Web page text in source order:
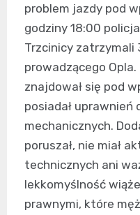
problem jazdy pod
godziny 18:00
Trzcinicy
prowadzącego
znajdował się pod
posiadał uprawnień
mechanicznych.
poruszał, nie miał
technicznych ani
lekkomyślność
prawnymi, które